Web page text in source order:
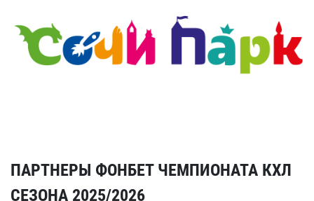
ПАРТНЕРЫ ФОНБЕТ ЧЕМПИОНАТА КХЛ
СЕЗОНА 2025/2026